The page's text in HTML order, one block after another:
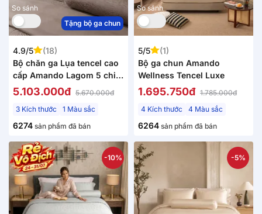
So sánh
Tặng bộ ga chun
4.9/5
(18)
Bộ chăn ga Lụa tencel cao
cấp Amando Lagom 5 chi
tiết Màu Nâu
5.103.000đ 5.670.000đ
3 Kích thước
1 Màu sắc
6274 sản phẩm đã bán
So sánh
5/5
(1)
Bộ ga chun Amando
Wellness Tencel Luxe
1.695.750đ 1.785.000đ
4 Kích thước
4 Màu sắc
6264 sản phẩm đã bán
-10% -5%